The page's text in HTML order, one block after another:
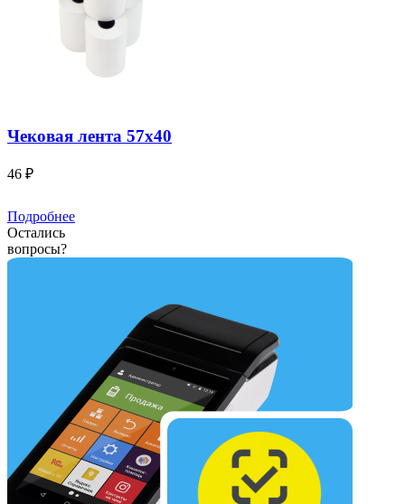
Чековая лента 57х40
46 ₽
Подробнее
Остались
вопросы?